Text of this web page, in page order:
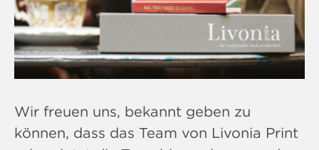
Wir freuen uns, bekannt geben zu
können, dass das Team von Livonia Print